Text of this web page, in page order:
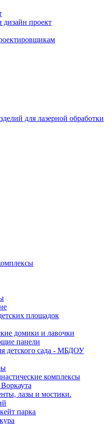
дизайн проект
для лазерной обработки
площадок
домики и лавочки
панели
детского сада - МБДОУ
комплексы
лазы и мостики.
парка